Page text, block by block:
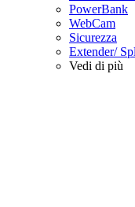
PowerBank
WebCam
Sicurezza
Extender/
Vedi di più